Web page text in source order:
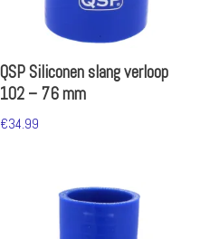
QSP Siliconen slang verloop
102 – 76 mm
€34.99